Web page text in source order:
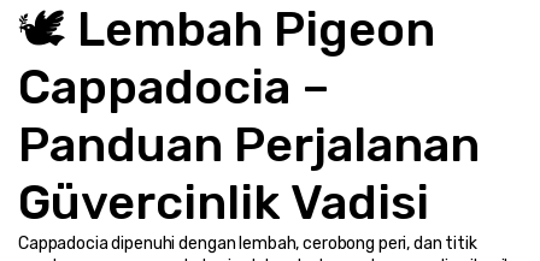
🕊️ Lembah Pigeon
Cappadocia –
Panduan Perjalanan
Güvercinlik Vadisi
Cappadocia dipenuhi dengan lembah, cerobong peri, dan titik